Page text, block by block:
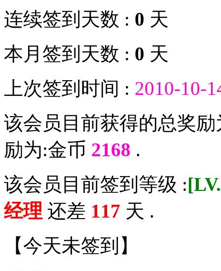
连续签到天数 : 0 天
本月签到天数 : 0 天
上次签到时间 : 2010-10-
该会员目前获得的总奖
励为:金币 2168 .
该会员目前签到等级 :
经理 还差 117 天 .
【今天未签到 】